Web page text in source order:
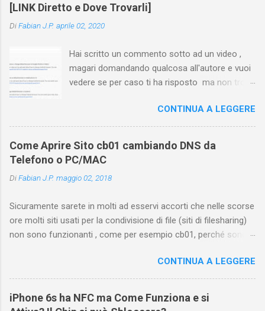
[LINK Diretto e Dove Trovarli]
DiFabian J.P. aprile 02, 2020
Hai scritto un commento sotto ad un video ,
magari domandando qualcosa all'autore e vuoi
vedere se per caso ti ha risposto ma non trovi
nessuna voce del tipo " cronologia commenti
YouTube " o cose simili? Vuoi sapere come
farlo sia se accedi dal tuo computer (PC/Mac)
oppure tramite smartphone (Android o iPhone)
usando l'app ? In questa guida ti mostrerò dove
trovare i propri commenti di YouTube , ossia
Ovviamente la risposta é positiva ma mi ci è
voluto un bel po' di tempo prima di trovare
questa funzione di YouTube perché è anche
chiamare questo "posto". Vediamo quindi
subito come visualizzare i vostri commenti di
YouTube, lasciati sotto ai video di altri
CONTINUA A LEGGERE
Come Aprire Sito cb01 cambiando DNS da
Telefono o PC/MAC
DiFabian J.P. maggio 02, 2018
Sicuramente sarete in molti ad esservi accorti che nelle scorse
ore molti siti usati per la condivisione di file (siti di filesharing)
non sono funzionanti , come per esempio cb01, perché sono
Telecom Italia, Infostrada, Vodafone e Fastweb. Ma abbiamo
comunque una soluzione per coloro che usano DNS italiani
cambiando, appunto il vostro DNS in modo che i provider
vedano il vostro indirizzo IP come se non fosse straniero e
CONTINUA A LEGGERE
iPhone 6s ha NFC ma Come Funziona e si